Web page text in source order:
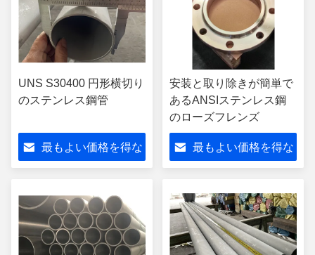
UNS S30400 円形横切り
のステンレス鋼管
最もよい価格を得な
安装と取り除きが簡単で
あるANSIステンレス鋼
のローズフレンズ
最もよい価格を得な